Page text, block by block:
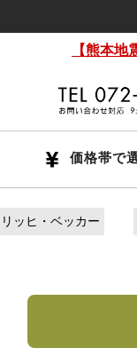
【熊本地
価格帯で
ッヒ・ベッカー